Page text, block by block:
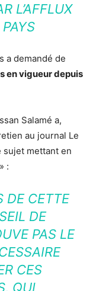
L’AFFLUX
a demandé de
en vigueur depuis
Salamé a,
au journal Le
sujet mettant en
:
DE CETTE
DE
PAS LE
CES
QUI